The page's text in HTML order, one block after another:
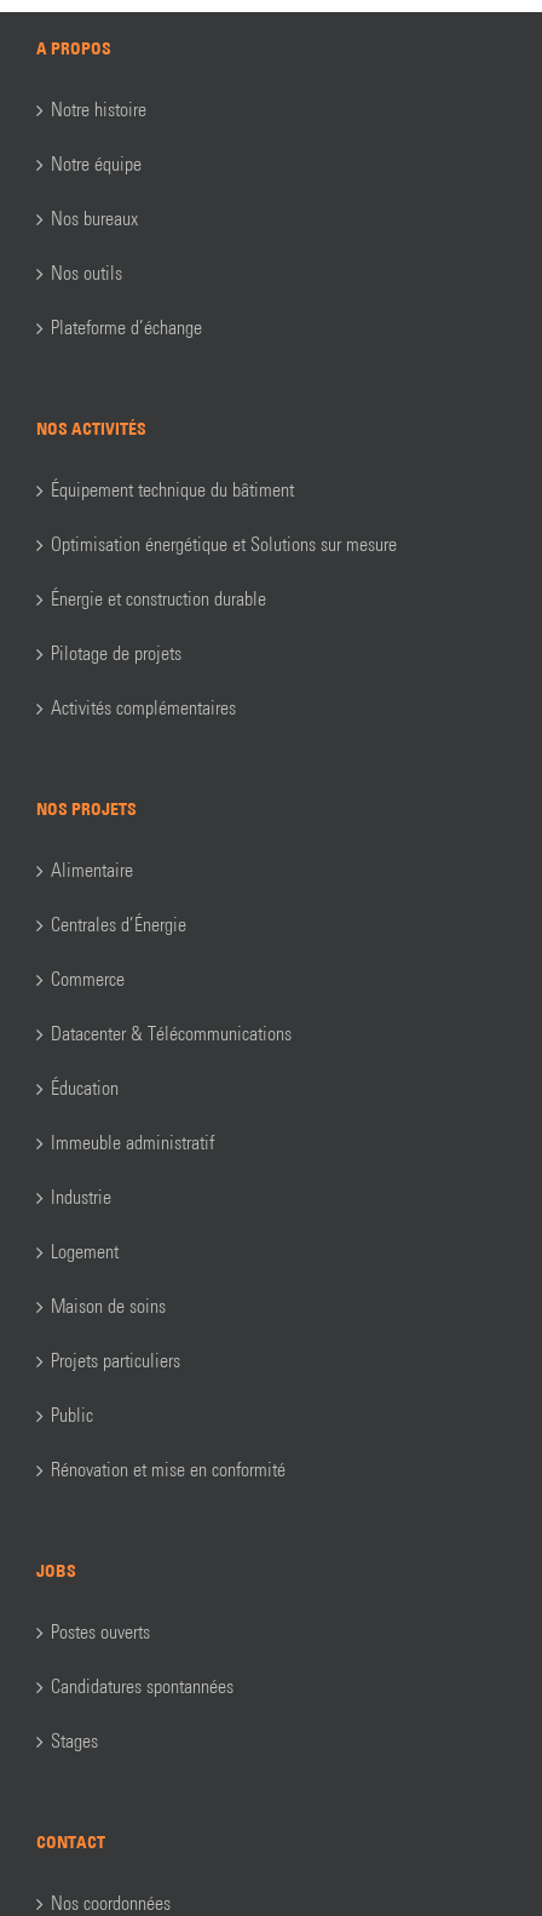
A PROPOS
Notre histoire
Notre équipe
Nos bureaux
Nos outils
Plateforme d’échange
NOS ACTIVITÉS
Équipement technique du bâtiment
Optimisation énergétique et Solutions sur mesure
Énergie et construction durable
Pilotage de projets
Activités complémentaires
NOS PROJETS
Alimentaire
Centrales d’Énergie
Commerce
Datacenter & Télécommunications
Éducation
Immeuble administratif
Industrie
Logement
Maison de soins
Projets particuliers
Public
Rénovation et mise en conformité
JOBS
Postes ouverts
Candidatures spontannées
Stages
CONTACT
Nos coordonnées